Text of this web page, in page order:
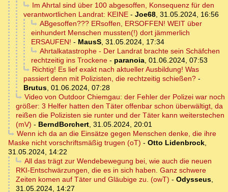
Im Ahrtal sind über 100 abgesoffen, Konsequenz für den
verantwortlichen Landrat: KEINE - Joe68, 31.05.2024, 16:56
ABgesoffen??? ERsoffen, ERSOFFEN! WEIT über
einhundert Menschen mussten(!) dort jämmerlich
ERSAUFEN! - MausS, 31.05.2024, 17:34
Ahrtalkatastrophe - Der Landrat brachte sein Schäfchen
rechtzeitig ins Trockene - paranoia, 01.06.2024, 07:53
Richtig! Es lief exakt nach aktueller Ausbildung! Was
passiert denn mit Polizisten, die rechtzeitig schießen? -
Brutus, 01.06.2024, 07:28
Video von Outdoor Chiemgau: der Fehler der Polizei war noch
größer: 3 Helfer hatten den Täter offenbar schon überwältigt, da
reißen die Polizisten sie runter und der Täter kann weiterstechen
(mV) - BerndBorchert, 31.05.2024, 20:01
Wenn ich da an die Einsätze gegen Menschen denke, die ihre
Maske nicht vorschriftsmäßig trugen (oT) - Otto Lidenbrock,
31.05.2024, 14:22
All das trägt zur Wendebewegung bei, wie auch die neuen
RKI-Entschwärzungen, die es in sich haben. Ganz schwere
Zeiten komen auf Täter und Gläubige zu. (owT) - Odysseus,
31.05.2024, 14:27